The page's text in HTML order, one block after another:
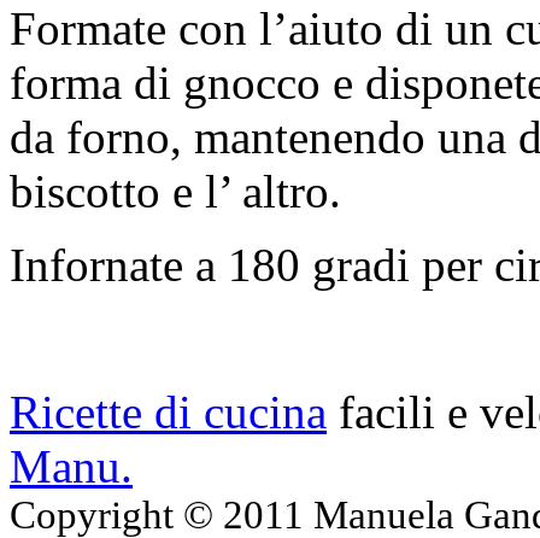
Formate con l’aiuto di un
forma di gnocco e
da forno, mantenendo una
biscotto e l’ altro.
Infornate a 180 gradi per
Ricette di cucina facili e
Manu.
Copyright © 2011 Manuela